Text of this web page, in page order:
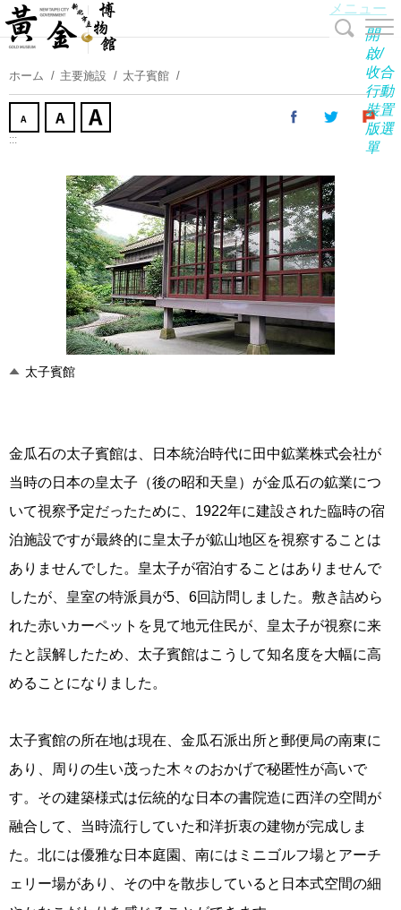
テ
ン
ツ
ス
メニュー
開
啟/
收合
行動
裝置
版選
單
ホーム 主要施設 太子賓館
:::
太子賓館
金瓜石の太子賓館は、日本統治時代に田中鉱業株式会社が
当時の日本の皇太子（後の昭和天皇）が金瓜石の鉱業につ
いて視察予定だったために、1922年に建設された臨時の宿
泊施設ですが最終的に皇太子が鉱山地区を視察することは
ありませんでした。皇太子が宿泊することはありませんで
したが、皇室の特派員が5、6回訪問しました。敷き詰めら
れた赤いカーペットを見て地元住民が、皇太子が視察に来
たと誤解したため、太子賓館はこうして知名度を大幅に高
めることになりました。
太子賓館の所在地は現在、金瓜石派出所と郵便局の南東に
あり、周りの生い茂った木々のおかげで秘匿性が高いで
す。その建築様式は伝統的な日本の書院造に西洋の空間が
融合して、当時流行していた和洋折衷の建物が完成しま
た。北には優雅な日本庭園、南にはミニゴルフ場とアーチ
ェリー場があり、その中を散歩していると日本式空間の細